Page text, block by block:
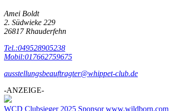
Amei Boldt
2. Südwieke 229
26817 Rhauderfehn
Tel.:049528905238
Mobil:017662759675
ausstellungsbeauftragter@whippet-club.de
-ANZEIGE-
WCD Clubsieger 2025 Sponsor www.wildborn.com